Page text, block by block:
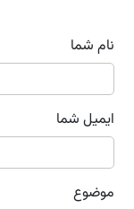
نام شما
ایمیل شما
موضوع